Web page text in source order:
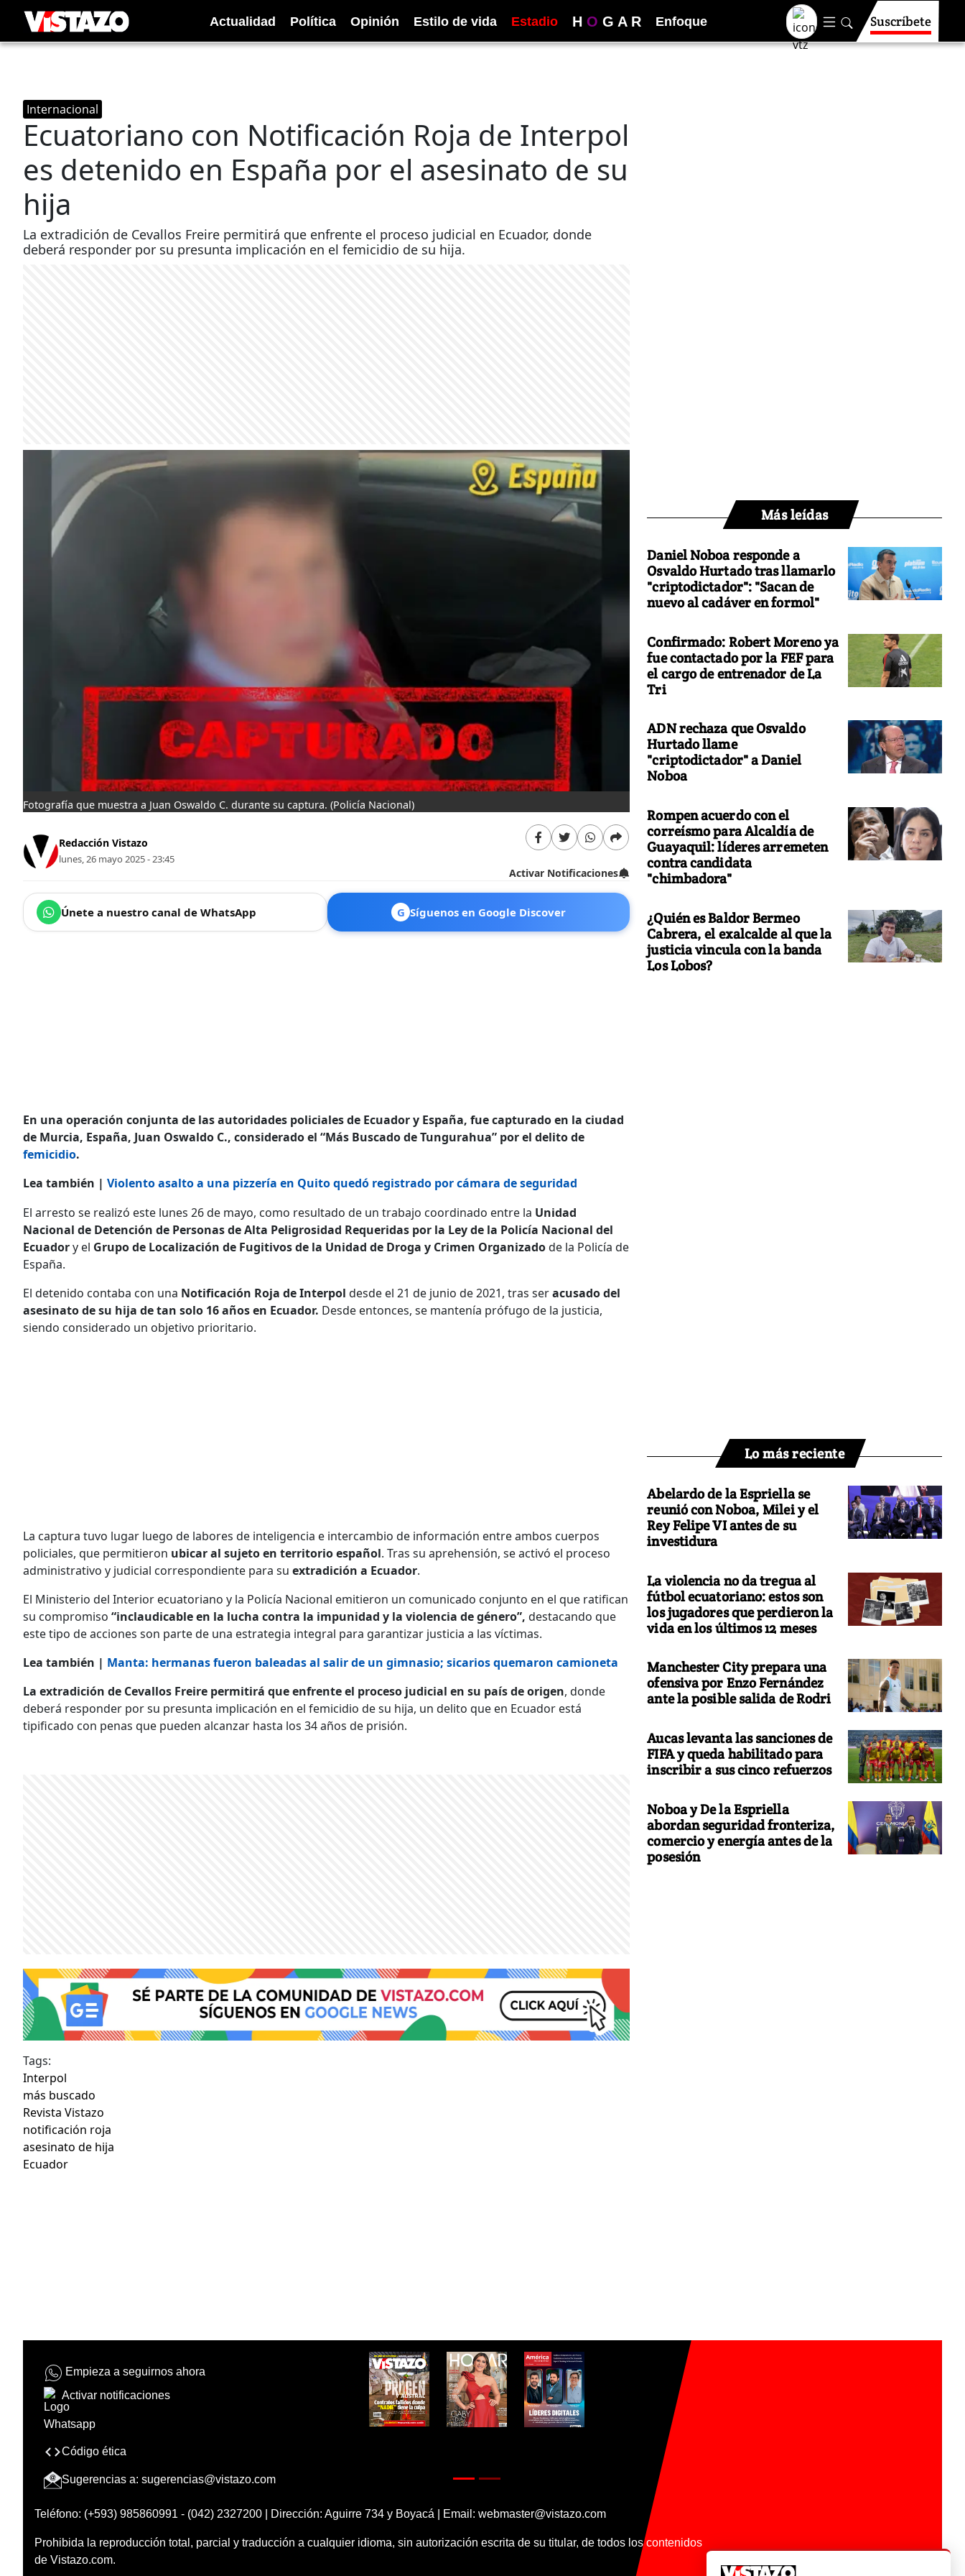
Actualidad Política Opinión Estilo de vida Estadio H O G A R Enfoque Suscríbete
Internacional
Ecuatoriano con Notificación Roja de Interpol
es detenido en España por el asesinato de su
hija
La extradición de Cevallos Freire permitirá que enfrente el proceso judicial en Ecuador, donde
deberá responder por su presunta implicación en el femicidio de su hija.
Fotografía que muestra a Juan Oswaldo C. durante su captura. (Policía Nacional)
Redacción Vistazo
lunes, 26 mayo 2025 - 23:45
Activar Notificaciones
Únete a nuestro canal de WhatsApp G Síguenos en Google Discover
En una operación conjunta de las autoridades policiales de Ecuador y España, fue capturado en la ciudad
de Murcia, España, Juan Oswaldo C., considerado el “Más Buscado de Tungurahua” por el delito de
femicidio.
Lea también | Violento asalto a una pizzería en Quito quedó registrado por cámara de seguridad
El arresto se realizó este lunes 26 de mayo, como resultado de un trabajo coordinado entre la Unidad
Nacional de Detención de Personas de Alta Peligrosidad Requeridas por la Ley de la Policía Nacional del
Ecuadory el Grupo de Localización de Fugitivos de la Unidad de Droga y Crimen Organizadode la Policía de
España.
El detenido contaba con una Notificación Roja de Interpol desde el 21 de junio de 2021, tras seracusado del
asesinato de su hija de tan solo 16 años en Ecuador. Desde entonces, se mantenía prófugo de la justicia,
siendo considerado un objetivo prioritario.
La captura tuvo lugar luego de labores de inteligencia e intercambio de información entre ambos cuerpos
policiales, que permitieron ubicar al sujeto en territorio español. Tras su aprehensión, se activó el proceso
administrativo y judicial correspondiente para su extradición a Ecuador.
El Ministerio del Interior ecuatoriano y la Policía Nacional emitieron un comunicado conjunto en el que ratifican
su compromiso “inclaudicable en la lucha contra la impunidad y la violencia de género”, destacando que
este tipo de acciones son parte de una estrategia integral para garantizar justicia a las víctimas.
Lea también | Manta: hermanas fueron baleadas al salir de un gimnasio; sicarios quemaron camioneta
La extradición de Cevallos Freire permitirá que enfrente el proceso judicial en su país de origen, donde
deberá responder por su presunta implicación en el femicidio de su hija, un delito que en Ecuador está
tipificado con penas que pueden alcanzar hasta los 34 años de prisión.
Tags:
Interpol
más buscado
Revista Vistazo
notificación roja
asesinato de hija
Ecuador
Más leídas
Daniel Noboa responde a
Osvaldo Hurtado tras llamarlo
"criptodictador": "Sacan de
nuevo al cadáver en formol"
Confirmado: Robert Moreno ya
fue contactado por la FEF para
el cargo de entrenador de La
Tri
ADN rechaza que Osvaldo
Hurtado llame
"criptodictador" a Daniel
Noboa
Rompen acuerdo con el
correísmo para Alcaldía de
Guayaquil: líderes arremeten
contra candidata
"chimbadora"
¿Quién es Baldor Bermeo
Cabrera, el exalcalde al que la
justicia vincula con la banda
Los Lobos?
Lo más reciente
Abelardo de la Espriella se
reunió con Noboa, Milei y el
Rey Felipe VI antes de su
investidura
La violencia no da tregua al
fútbol ecuatoriano: estos son
los jugadores que perdieron la
vida en los últimos 12 meses
Manchester City prepara una
ofensiva por Enzo Fernández
ante la posible salida de Rodri
Aucas levanta las sanciones de
FIFA y queda habilitado para
inscribir a sus cinco refuerzos
Noboa y De la Espriella
abordan seguridad fronteriza,
comercio y energía antes de la
posesión
Empieza a seguirnos ahora
Activar notificaciones
Código ética
Sugerencias a: sugerencias@vistazo.com
Teléfono: (+593) 985860991 - (042) 2327200 | Dirección: Aguirre 734 y Boyacá | Email: webmaster@vistazo.com
Prohibida la reproducción total, parcial y traducción a cualquier idioma, sin autorización escrita de su titular, de todos los contenidos
de Vistazo.com.